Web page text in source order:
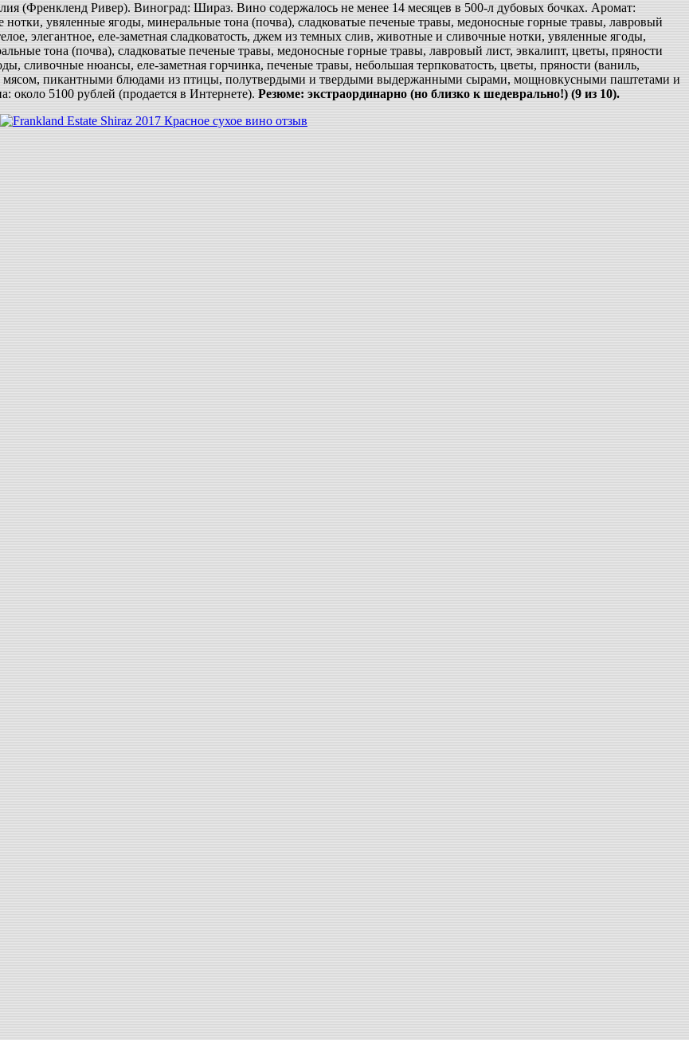
(Френкленд Ривер). Виноград: Шираз. Вино содержалось не менее 14 месяцев в 500-л дубовых бочках. Аромат:
увяленные ягоды, минеральные тона (почва), сладковатые печеные травы, медоносные горные травы, лавровый
элегантное, еле-заметная сладковатость, джем из темных слив, животные и сливочные нотки, увяленные ягоды,
тона (почва), сладковатые печеные травы, медоносные горные травы, лавровый лист, эвкалипт, цветы, пряности
сливочные нюансы, еле-заметная горчинка, печеные травы, небольшая терпковатость, цветы, пряности (ваниль,
мясом, пикантными блюдами из птицы, полутвердыми и твердыми выдержанными сырами, мощновкусными паштетами и
около 5100 рублей (продается в Интернете). Резюме: экстраординарно (но близко к шедеврально!) (9 из 10).